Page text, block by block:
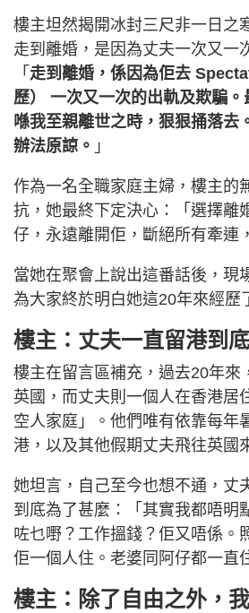
樓主坦然揭開冰封三尺非一日之
走到離婚，是因為丈夫一次又一
「 走到離婚，係因為佢去
歷） 一次又一次的出軌及欺騙
喺我至親離世之時，狠狠捅落去
辦法原諒。 」
作為一名全職家庭主婦，樓主的
抗，她最終下定決心：「選擇離
仔，永遠離開佢，斷絕所有牽連
當她在聚會上說出這番話後，現
為大家終於明白她這20年來經歷
樓主：丈夫一直留港到
樓主在留言區補充，過去20年來
英國，而丈夫則一個人在香港居
空人家庭」。他們唯有依靠每年
港，以及其他假期丈夫飛往英國
她坦言，自己至今也想不通，丈
到底為了甚麼：「其實我都唔明
咗乜嘢？工作搵錢？佢又唔係。
佢一個人住。老婆同阿仔都一直
樓主：除了自由之外，